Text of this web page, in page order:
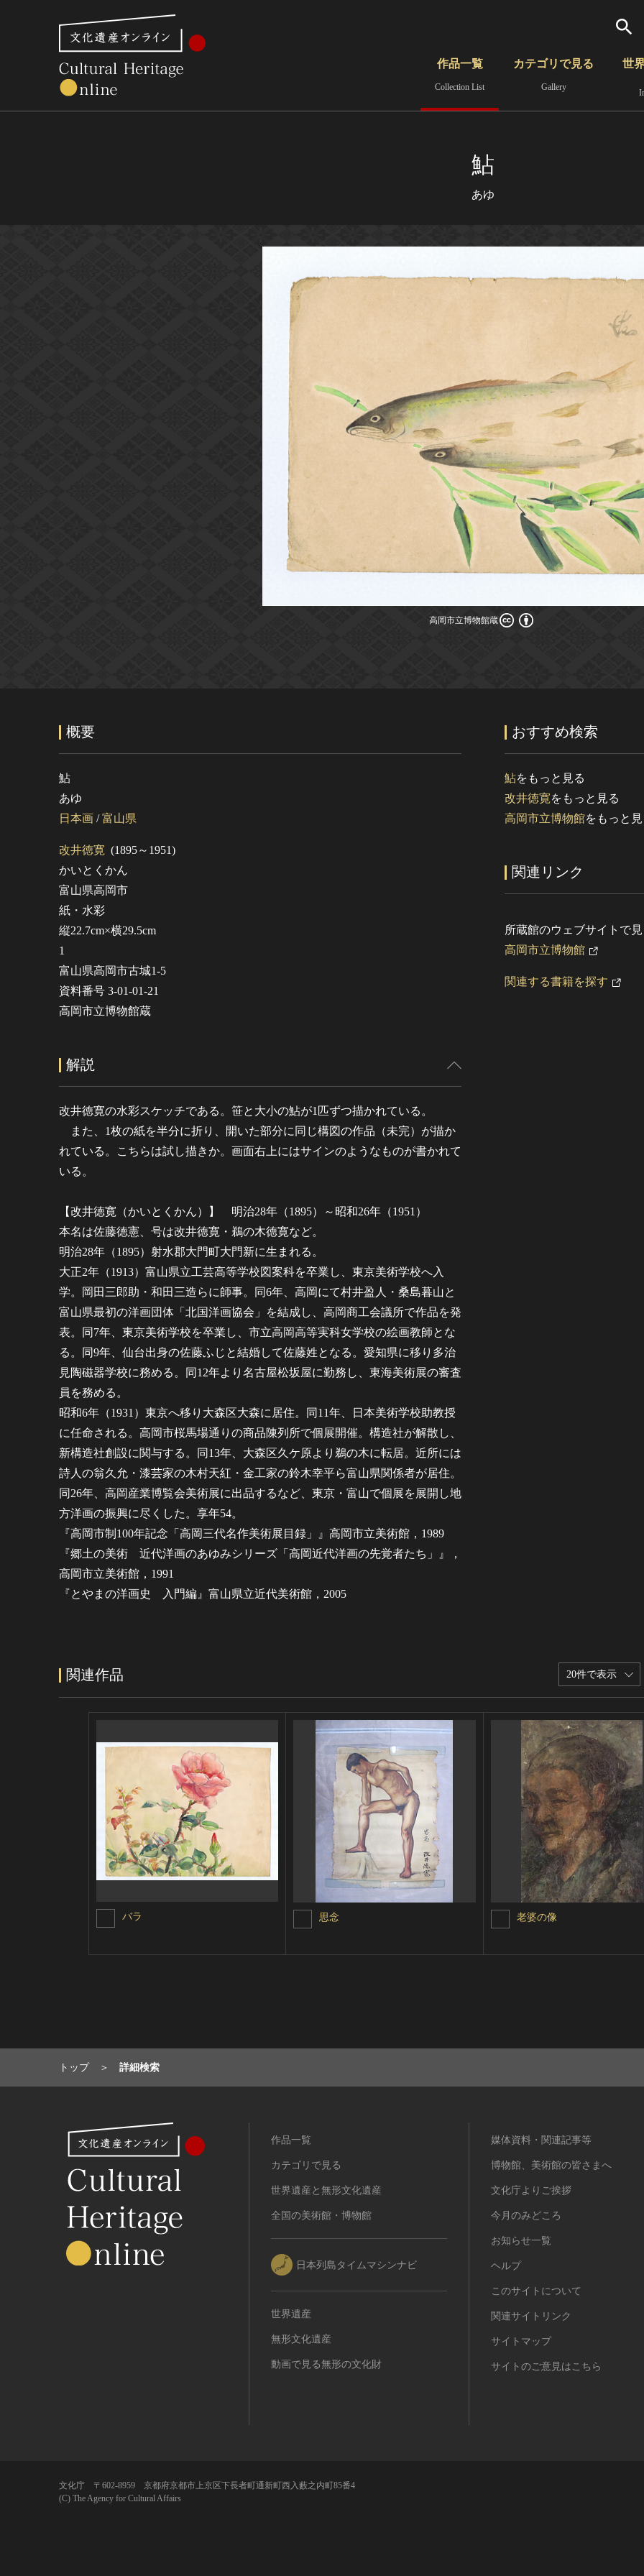
さらに詳細検索
作品一覧
Collection List
カテゴリで見る
Gallery
世
鮎
あゆ
高岡市立博物館蔵
高岡市立博物館蔵
概要
鮎
あゆ
日本画 /富山県
改井徳寛 (1895～1951)
かいとくかん
富山県高岡市
紙・水彩
縦22.7cm×横29.5cm
1
富山県高岡市古城1-5
資料番号 3-01-01-21
高岡市立博物館蔵
解説
改井徳寛の水彩スケッチである。笹と大小の鮎が1匹ずつ描かれている。
また、1枚の紙を半分に折り、開いた部分に同じ構図の作品（未完）が描か
れている。こちらは試し描きか。画面右上にはサインのようなものが書かれて
いる。
【改井徳寛（かいとくかん）】 明治28年（1895）～昭和26年（1951）
本名は佐藤徳憲、号は改井徳寛・鵜の木徳寛など。
明治28年（1895）射水郡大門町大門新に生まれる。
大正2年（1913）富山県立工芸高等学校図案科を卒業し、東京美術学校へ入
学。岡田三郎助・和田三造らに師事。同6年、高岡にて村井盈人・桑島暮山と
富山県最初の洋画団体「北国洋画協会」を結成し、高岡商工会議所で作品を発
表。同7年、東京美術学校を卒業し、市立高岡高等実科女学校の絵画教師とな
る。同9年、仙台出身の佐藤ふじと結婚して佐藤姓となる。愛知県に移り多治
見陶磁器学校に務める。同12年より名古屋松坂屋に勤務し、東海美術展の審査
員を務める。
昭和6年（1931）東京へ移り大森区大森に居住。同11年、日本美術学校助教授
に任命される。高岡市桜馬場通りの商品陳列所で個展開催。構造社が解散し、
新構造社創設に関与する。同13年、大森区久ケ原より鵜の木に転居。近所には
詩人の翁久允・漆芸家の木村天紅・金工家の鈴木幸平ら富山県関係者が居住。
同26年、高岡産業博覧会美術展に出品するなど、東京・富山で個展を展開し地
方洋画の振興に尽くした。享年54。
『高岡市制100年記念「高岡三代名作美術展目録」』高岡市立美術館，1989
『郷土の美術 近代洋画のあゆみシリーズ「高岡近代洋画の先覚者たち」』，
高岡市立美術館，1991
『とやまの洋画史 入門編』富山県立近代美術館，2005
おすすめ検索
鮎をもっと見る
改井徳寛をもっと見る
高岡市立博物館をもっと
関連リンク
所蔵館のウェブサイトで
高岡市立博物館
関連する書籍を探す
関連作品 20件で表示
バラ 思念 老婆の像
トップ 詳細検索
作品一覧
カテゴリで見る
世界遺産と無形文化遺産
全国の美術館・博物館
日本列島タイムマシンナビ
世界遺産
無形文化遺産
動画で見る無形の文化財
媒体資料・関連記事等
博物館、美術館の皆さまへ
文化庁よりご挨拶
今月のみどころ
お知らせ一覧
ヘルプ
このサイトについて
関連サイトリンク
サイトマップ
サイトのご意見はこちら
文化庁 〒602-8959 京都府京都市上京区下長者町通新町西入藪之内町85番4
(C) The Agency for Cultural Affairs